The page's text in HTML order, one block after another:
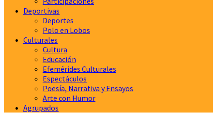
Deportivas
Deportes
Polo en Lobos
Culturales
Cultura
Educación
Efemérides Culturales
Espectáculos
Poesía, Narrativa y Ensayos
Arte con Humor
Agrupados